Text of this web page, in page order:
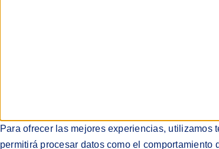
Para ofrecer las mejores experiencias,
permitirá procesar datos como el